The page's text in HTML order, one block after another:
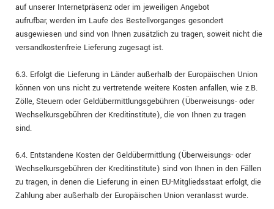
auf unserer Internetpräsenz oder im jeweiligen Angebot
aufrufbar, werden im Laufe des Bestellvorganges gesondert
ausgewiesen und sind von Ihnen zusätzlich zu tragen, soweit nicht die
versandkostenfreie Lieferung zugesagt ist.
6.3. Erfolgt die Lieferung in Länder außerhalb der Europäischen Union
können von uns nicht zu vertretende weitere Kosten anfallen, wie z.B.
Zölle, Steuern oder Geldübermittlungsgebühren (Überweisungs- oder
Wechselkursgebühren der Kreditinstitute), die von Ihnen zu tragen
sind.
6.4. Entstandene Kosten der Geldübermittlung (Überweisungs- oder
Wechselkursgebühren der Kreditinstitute) sind von Ihnen in den Fällen
zu tragen, in denen die Lieferung in einen EU-Mitgliedsstaat erfolgt, die
Zahlung aber außerhalb der Europäischen Union veranlasst wurde.